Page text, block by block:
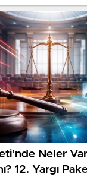
Neler
12. Yargı